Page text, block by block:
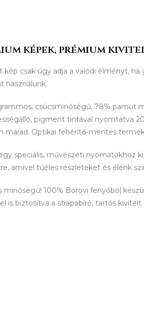
képek, prémium
kép csak úgy adja a valódi élményt, ha
használunk.
csúcsminőségű, 78% pamut
pigment tintával nyomtatva
marad. Optikai fehérítő-mentes
speciális, művészeti nyomatokhoz
amivel tűéles részleteket és élénk
minőségű! 100% Borovi fenyőből
is biztosítva a strapabíró, tartós kivitelt.